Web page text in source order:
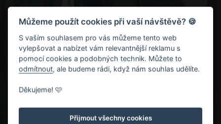
Můžeme použít cookies při vaší návštěvě? 🍪
S vaším souhlasem pro vás můžeme tento web
vylepšovat a nabízet vám relevantnější reklamu s
pomocí cookies a podobných technik. Můžete to
odmítnout , ale budeme rádi, když nám souhlas udělíte.
Děkujeme! 🩷
Přijmout všechny cookies